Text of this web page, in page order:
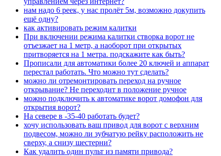
нам надо 6 реек, у нас пролёт 5м, возможно докупить
ещё одну?
как активировать режим калитки
При включении режима калитки створка ворот не
отъезжает на 1 метр, а наоборот при открытых
притворяется на 1 метра. подскажите как быть?
Прописали для автоматики более 20 ключей и аппарат
перестал работать. Что можно тут сделать?
можно ли отремонтировать переход на ручное
открывание? Не переходит в положение ручное
можно подключить к автоматике ворот домофон для
открытия ворот?
На севере в -35-40 работать будет?
хочу использовать ваш привод для ворот с верхним
подвесом, можно ли зубчатую рейку расположить не
сверху, а снизу шестерни?
Как удалить один пульт из памяти привода?